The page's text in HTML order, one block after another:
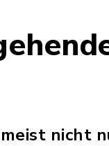
nicht